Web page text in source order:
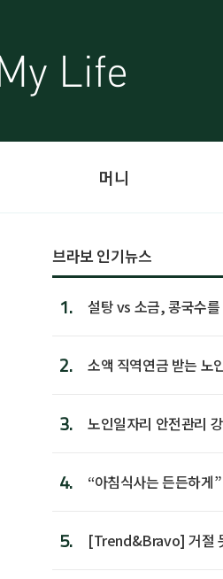
머니
브라보 인기뉴스
1. 설탕 vs 소금, 콩국수
2.
소액 직역연금 받는 노
3.
노인일자리 안전관리
4.
“아침식사는 든든하게
5.
[Trend&Bravo] 거절